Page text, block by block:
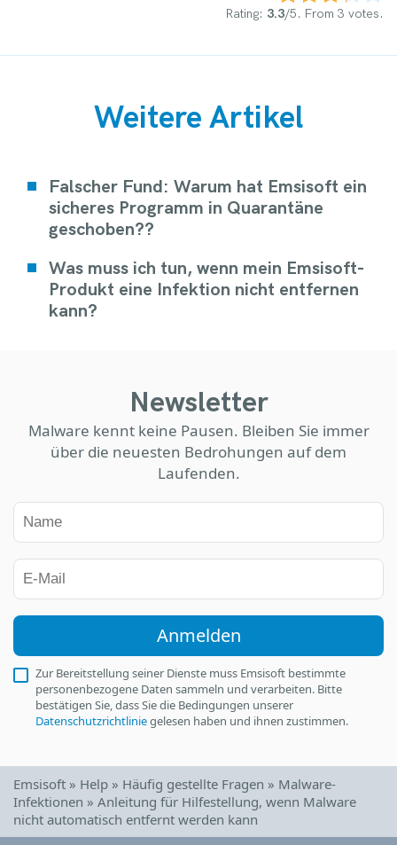
Rating: 3.3/5. From 3 votes.
Weitere Artikel
Falscher Fund: Warum hat Emsisoft ein
sicheres Programm in Quarantäne
geschoben??
Was muss ich tun, wenn mein Emsisoft-
Produkt eine Infektion nicht entfernen
kann?
Newsletter
Malware kennt keine Pausen. Bleiben Sie immer
über die neuesten Bedrohungen auf dem
Laufenden.
Anmelden
Zur Bereitstellung seiner Dienste muss Emsisoft bestimmte
personenbezogene Daten sammeln und verarbeiten. Bitte
bestätigen Sie, dass Sie die Bedingungen unserer
Datenschutzrichtliniegelesen haben und ihnen zustimmen.
Emsisoft » Help » Häufig gestellte Fragen » Malware-
Infektionen » Anleitung für Hilfestellung, wenn Malware
nicht automatisch entfernt werden kann